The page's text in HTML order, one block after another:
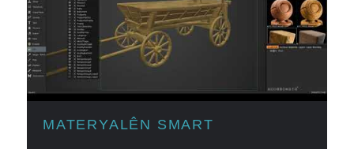
MATERYALÊN SMART